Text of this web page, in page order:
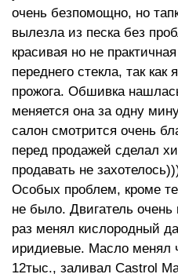
очень безпомощно, но
вылезла из песка без
красивая но не
переднего стекла, так
прожога. Обшивка
меняется она за одну
салон смотрится очень
перед продажей сделал
продавать не
Особых проблем, кроме
не было. Двигатель
раз менял кислородный
иридиевые. Масло менял
12тыс., заливал Castrol